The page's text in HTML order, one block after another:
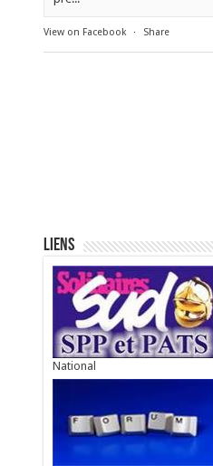
View on Facebook · Share
Liens
National